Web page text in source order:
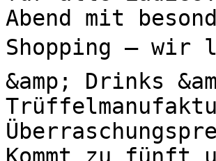
Abend mit
Shopping – wir
&amp; Drinks